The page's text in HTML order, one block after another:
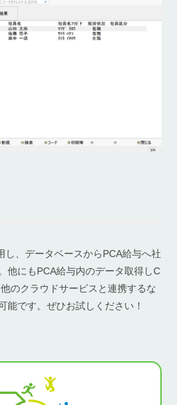
し、データベースからPCA給与へ社
他にもPCA給与内のデータ取得しC
のクラウドサービスと連携するな
能です。ぜひお試しください！